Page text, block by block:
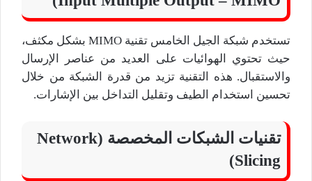
تستخدم شبكة الجيل الخامس تقنية MIMO بشكل مكثف،
حيث تحتوي الهوائيات على العديد من عناصر الإرسال
والاستقبال. هذه التقنية تزيد من قدرة الشبكة من خلال
تحسين استخدام الطيف وتقليل التداخل بين الإشارات.
تقنيات الشبكات المخصصة (Network
Slicing)